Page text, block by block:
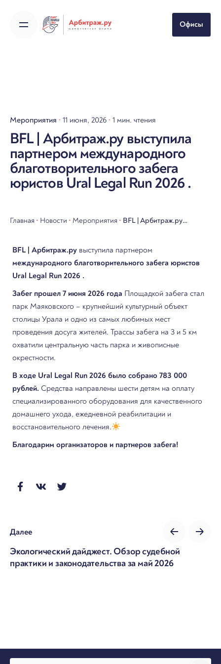
Офисы
Мероприятия 11 июня, 2026 1 мин. чтения
BFL | Арбитраж.ру выступила
партнером международного
благотворительного забега
юристов Ural Legal Run 2026 .
Главная • Новости • Мероприятия • BFL | Арбитраж.ру
международного
благотворительного забега
2026 .
BFL | Арбитраж.ру выступила партнером
международного благотворительного забега юристов
Ural Legal Run 2026 .
Забег прошел 7 июня 2026 года Площадкой забега стал
парк Маяковского – крупнейший культурный объект
столицы Урала и одно из самых любимых мест
проведения досуга жителей. Трассы забега на 3 и 5 км
охватили центральную часть парка и живописные
окрестности.
В ходе Ural Legal Run 2026 было собрано 783 000
рублей. Средства направлены шести детям на оплату
специализированного оборудования для качественного
домашнего ухода, ежедневной реабилитации и
восстановительного лечения.
Благодарим организаторов и партнеров забега!
Далее
Экологический дайджест. Обзор судебной
практики и законодательства за май 2026